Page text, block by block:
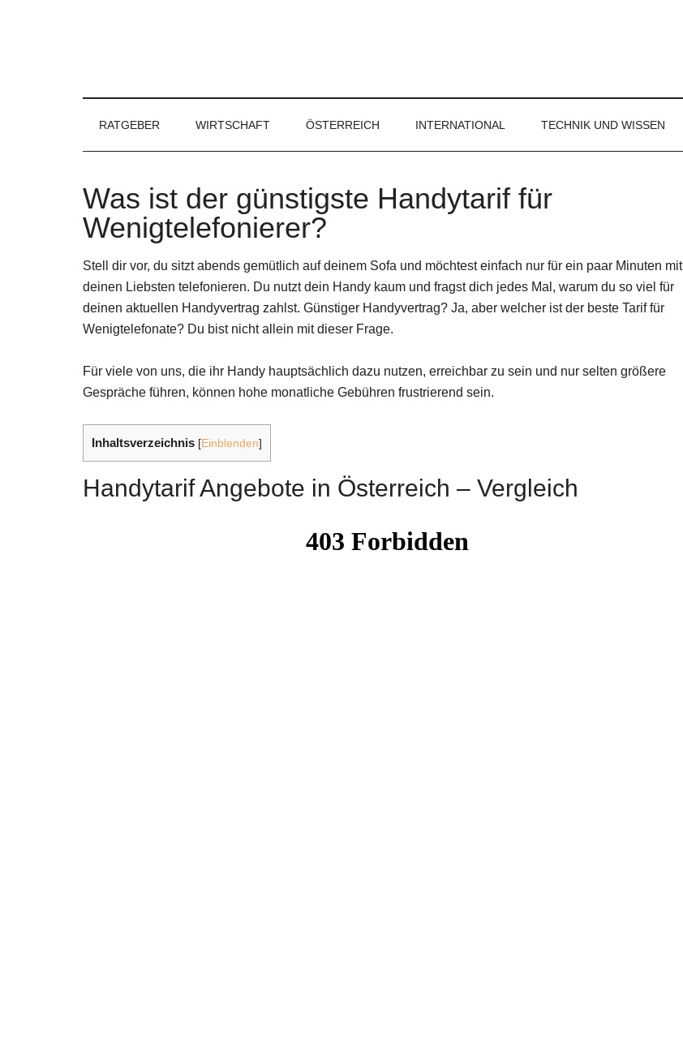
RATGEBER WIRTSCHAFT ÖSTERREICH INTERNATIONAL TECHNIK UND WISSEN
Was ist der günstigste Handytarif für
Wenigtelefonierer?
Stell dir vor, du sitzt abends gemütlich auf deinem Sofa und möchtest einfach nur für ein paar Minuten mit
deinen Liebsten telefonieren. Du nutzt dein Handy kaum und fragst dich jedes Mal, warum du so viel für
deinen aktuellen Handyvertrag zahlst. Günstiger Handyvertrag? Ja, aber welcher ist der beste Tarif für
Wenigtelefonate? Du bist nicht allein mit dieser Frage.
Für viele von uns, die ihr Handy hauptsächlich dazu nutzen, erreichbar zu sein und nur selten größere
Gespräche führen, können hohe monatliche Gebühren frustrierend sein.
Inhaltsverzeichnis [Einblenden]
Handytarif Angebote in Österreich – Vergleich